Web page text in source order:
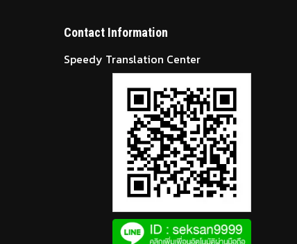
Contact Information
Speedy Translation Center